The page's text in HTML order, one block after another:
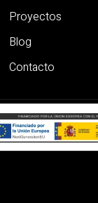
Proyectos
Blog
Contacto